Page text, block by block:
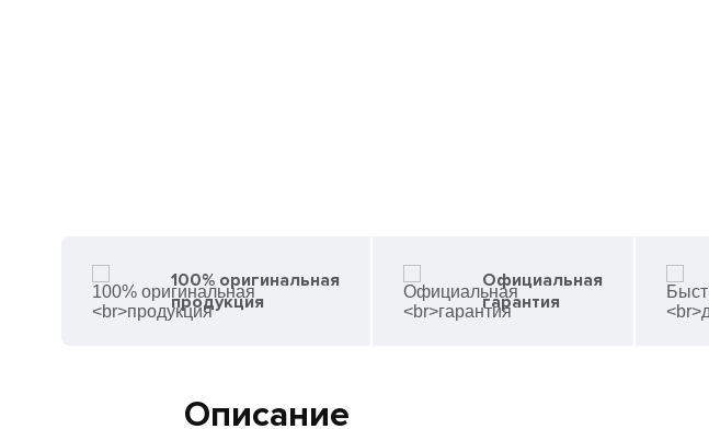
100% оригинальная
продукция
Официальная
гарантия
Описание